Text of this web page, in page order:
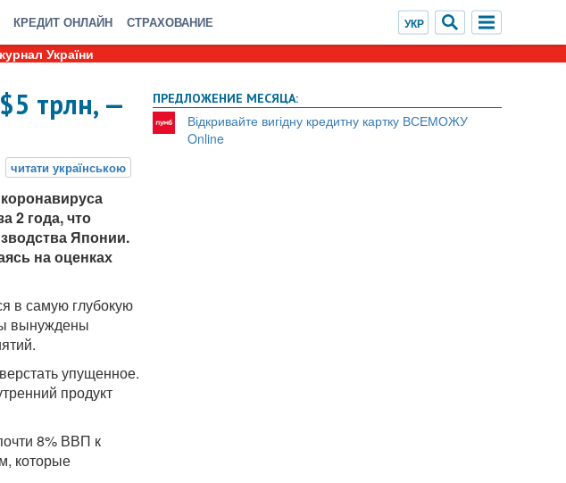
КРЕДИТ ОНЛАЙН СТРАХОВАНИЕ
України
трлн, —
2 года, что
Японии.
на оценках
в самую глубокую
вынуждены
упущенное.
продукт
8% ВВП к
которые
ПРЕДЛОЖЕНИЕ МЕСЯЦА:
Відкривайте вигідну кредитну картку ВСЕМОЖУ
Online